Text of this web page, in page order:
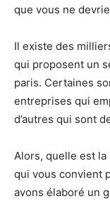
que vous ne
Il existe des
qui proposent un
paris. Certaines
entreprises qui
d’autres qui sont
Alors, quelle est
qui vous convient
avons élaboré un